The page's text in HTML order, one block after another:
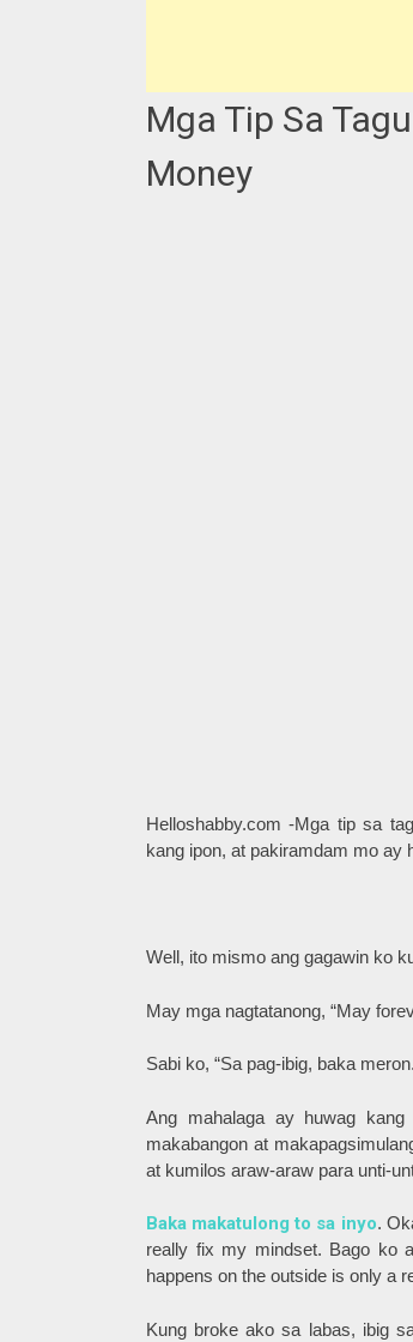
Mga Tip Sa
Money
Helloshabby.com -Mga tip sa
kang ipon, at pakiramdam mo
Well, ito mismo ang gagawin ko
May mga nagtatanong, “May
Sabi ko, “Sa pag-ibig, baka
Ang mahalaga ay huwag
makabangon at
at kumilos araw-araw para unti-
Baka makatulong to sa inyo.
really fix my mindset. Bago ko
happens on the outside is only a
Kung broke ako sa labas, ibig